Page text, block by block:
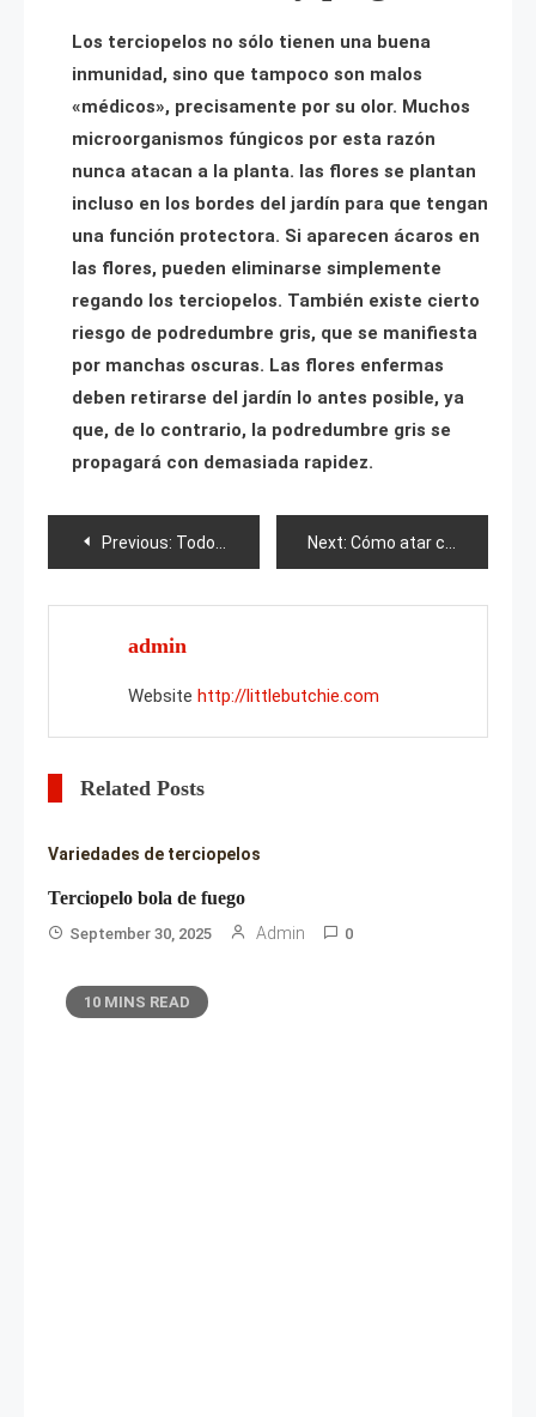
Los terciopelos no sólo tienen una buena
inmunidad, sino que tampoco son malos
«médicos», precisamente por su olor. Muchos
microorganismos fúngicos por esta razón
nunca atacan a la planta. las flores se plantan
incluso en los bordes del jardín para que tengan
una función protectora. Si aparecen ácaros en
las flores, pueden eliminarse simplemente
regando los terciopelos. También existe cierto
riesgo de podredumbre gris, que se manifiesta
por manchas oscuras. Las flores enfermas
deben retirarse del jardín lo antes posible, ya
que, de lo contrario, la podredumbre gris se
propagará con demasiada rapidez.
Post
navigation
Previous: Todo sobre las berenjenas Next: Cómo atar correctamente las moras?
admin
Website http://littlebutchie.com
Related Posts
Variedades de terciopelos
Terciopelo bola de fuego
September 30, 2025 Admin 0
10 MINS READ